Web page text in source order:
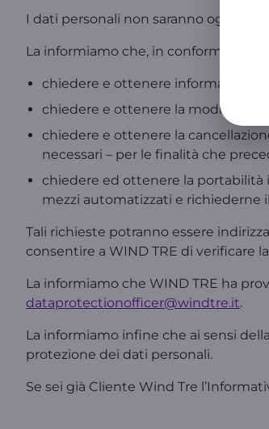
I dati personali non saranno oggetto
La informiamo che, in conformità
chiedere e ottenere informazioni
chiedere e ottenere la modifica e/
chiedere e ottenere la
necessari – per le finalità che
chiedere ed ottenere la
mezzi automatizzati e
Tali richieste potranno essere
consentire a WIND TRE di verificare
La informiamo che WIND TRE ha
dataprotectionofficer@windtre.it.
La informiamo infine che ai sensi
protezione dei dati personali.
Se sei già Cliente Wind Tre